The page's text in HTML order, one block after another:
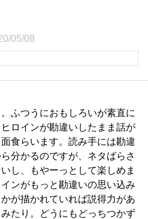
05/08
ふつうにおもしろいが素直に
ロインが勘違いしたまま話が
食らいます。読み手には勘違
分かるのですが、ネタばらさ
し、もやーっとして楽しめま
ンがもっと勘違いの思い込み
が描かれていれば説得力があ
たり。どうにもどっちつかず